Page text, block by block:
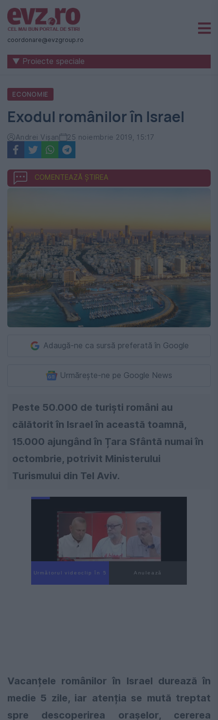
Știri
naționale
internaționale
România
-
Evenimentul
Zilei
coordonare@evzgroup.ro
▼ Proiecte speciale
ECONOMIE
Exodul românilor în Israel
Andrei Vișan 25 noiembrie 2019, 15:17
COMENTEAZĂ ȘTIREA
Adaugă-ne ca sursă preferată în Google
Urmărește-ne pe Google News
Peste 50.000 de turiști români au
călătorit în Israel în această toamnă,
15.000 ajungând în Țara Sfântă numai în
octombrie, potrivit Ministerului
Turismului din Tel Aviv.
Următorul videoclip în 4 Anulează
Vacanțele românilor în Israel durează în
medie 5 zile, iar atenția se mută treptat
spre descoperirea orașelor, cererea